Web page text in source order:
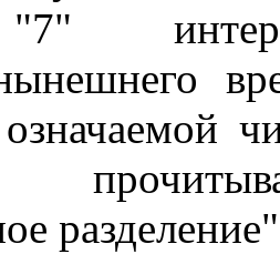
означаемой